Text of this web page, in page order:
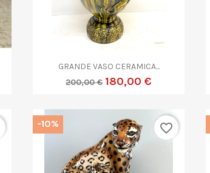
Anteprima
GRANDE VASO CERAMICA...
200,00 € 180,00 €
-10% favorite_border